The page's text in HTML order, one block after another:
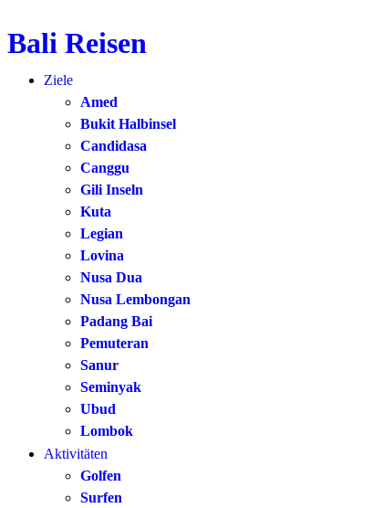
Zum
springen
Bali Reisen
Ziele
Amed
Bukit Halbinsel
Candidasa
Canggu
Gili Inseln
Kuta
Legian
Lovina
Nusa Dua
Nusa Lembongan
Padang Bai
Pemuteran
Sanur
Seminyak
Ubud
Lombok
Aktivitäten
Golfen
Surfen